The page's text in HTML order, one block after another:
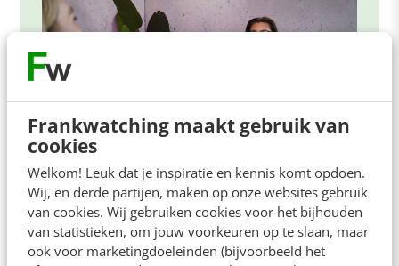
Frankwatching maakt gebruik van
cookies
Welkom! Leuk dat je inspiratie en kennis komt opdoen.
Wij, en derde partijen, maken op onze websites gebruik
van cookies. Wij gebruiken cookies voor het bijhouden
van statistieken, om jouw voorkeuren op te slaan, maar
ook voor marketingdoeleinden (bijvoorbeeld het
ONLINE MASTERCLASS
De nieuwe SEO- & GEO-
spelregels